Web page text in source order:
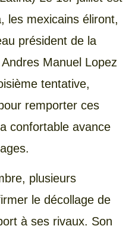
les mexicains éliront,
président de la
Manuel Lopez
tentative,
remporter ces
confortable avance
plusieurs
le décollage de
à ses rivaux. Son